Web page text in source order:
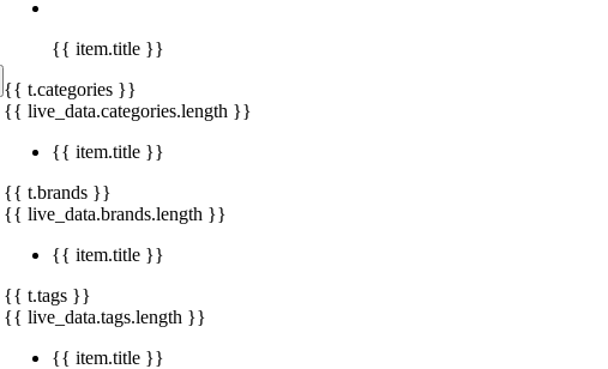
{{ item.title }}
{{ t.categories }}
{{ live_data.categories.length }}
{{ item.title }}
{{ t.brands }}
{{ live_data.brands.length }}
{{ item.title }}
{{ t.tags }}
{{ live_data.tags.length }}
{{ item.title }}